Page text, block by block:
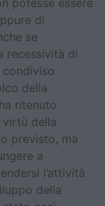
potesse essere
di
se
recessività di
della
ritenuto
virtù della
previsto, ma
a
l’attività
della